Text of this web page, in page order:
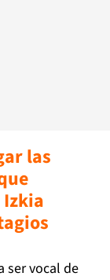
las
ser vocal de